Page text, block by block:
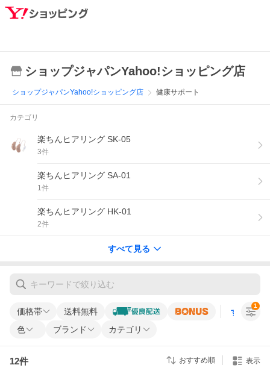
ショップジャパンYahoo!ショッピング店
ショップジャパンYahoo!ショッピング店 健康サポート
カテゴリ
楽ちんヒアリング SK-05
3件
楽ちんヒアリング SA-01
1件
楽ちんヒアリング HK-01
2件
すべて見る
価格帯 送料無料 すべての条
色 ブランド カテゴリ
1
12件 おすすめ順 表示